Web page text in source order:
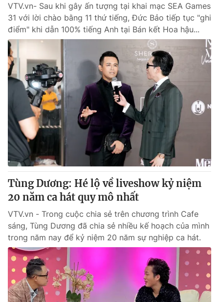
VTV.vn- Sau khi gây ấn tượng tại khai mạc SEA Games
31 với lời chào bằng 11 thứ tiếng, Đức Bảo tiếp tục "ghi
điểm" khi dẫn 100% tiếng Anh tại Bán kết Hoa hậu...
Tùng Dương: Hé lộ về liveshow kỷ niệm
20 năm ca hát quy mô nhất
VTV.vn - Trong cuộc chia sẻ trên chương trình Cafe
sáng, Tùng Dương đã chia sẻ nhiều kế hoạch của mình
trong năm nay để kỷ niệm 20 năm sự nghiệp ca hát.